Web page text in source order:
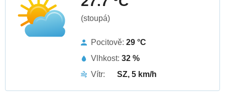
(stoupá)
Pocitově: 29 °C
Vlhkost: 32 %
Vítr:
SZ, 5 km/h